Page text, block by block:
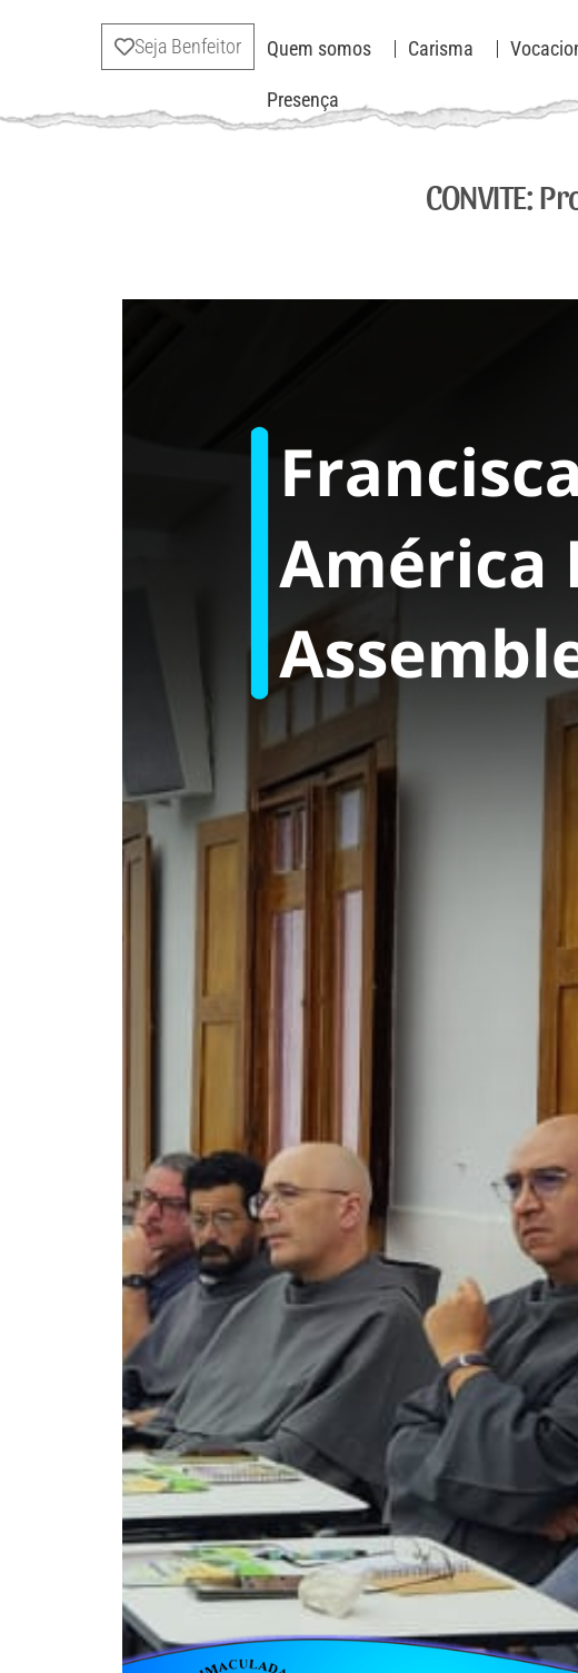
Seja Benfeitor Quem somos Carisma
Presença
CONVITE: